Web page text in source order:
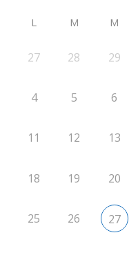
L M M
27 28 29
4 5 6
11 12 13
18 19 20
25 26 27